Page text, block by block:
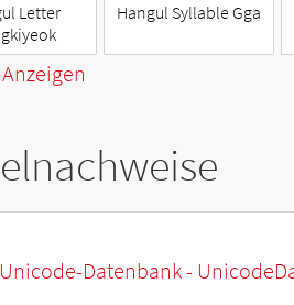
Letter
Hangul Syllable Gga
Unicode-Datenbank -